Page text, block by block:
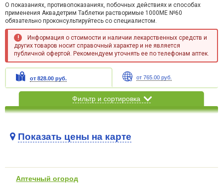
О показаниях, противопоказаниях, побочных действиях и способах
применения Аквадетрим Таблетки растворимые 1000МЕ №60
обязательно проконсультируйтесь со специалистом.
Информация о стоимости и наличии лекарственных средств и
других товаров носит справочный характер и не является
публичной офертой. Рекомендуем уточнять ее по телефонам аптек.
от 828.00 руб. от 765.00 руб.
Фильтр и сортировка
Карта загружается...
Показать цены на карте
Аптечный огород